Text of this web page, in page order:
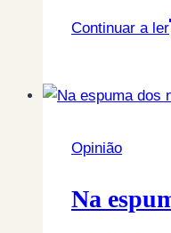
Continuar a ler
Opinião
Na